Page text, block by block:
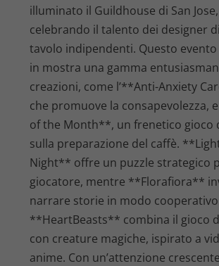
illuminato il Guildhouse di San
celebrando il talento dei designer
tavolo indipendenti. Questo evento
in mostra una gamma
creazioni, come l’**Anti-Anxiety
che promuove la consapevolezza,
of the Month**, un frenetico gioco
sulla preparazione del caffè.
Night** offre un puzzle strategico
giocatore, mentre **Florafiora**
narrare storie in modo
**HeartBeasts** combina il gioco
con creature magiche, ispirato a
anime. Con un’attenzione